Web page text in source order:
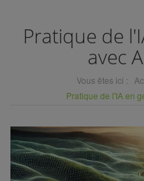
Pratique de
avec
Vous êtes ici :
Pratique de l'IA en